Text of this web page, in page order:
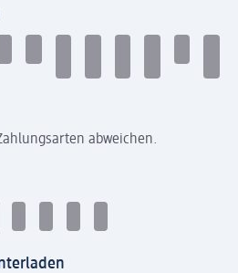
abweichen.